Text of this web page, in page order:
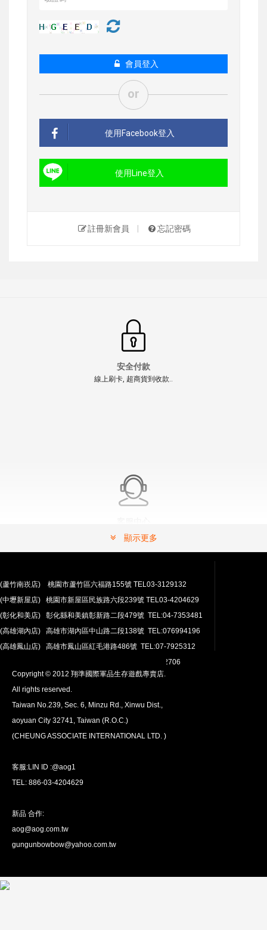
會員登入
or
使用Facebook登入
使用Line登入
註冊新會員 | 忘記密碼
安全付款
線上刷卡, 超商貨到收款..
有問題嗎？ 可以連絡我們。
常見問題解答請按這裡.
安心購買
我們將運送至全球
顯示更多
(蘆竹南崁店) 桃園市蘆竹區六福路155號 TEL03-3129132
(中壢新屋店) 桃園市新屋區民族路六段239號 TEL03-4204629
(彰化和美店) 彰化縣和美鎮彰新路二段479號 TEL:04-7353481
(高雄湖內店) 高雄市湖內區中山路二段138號 TEL:076994196
(高雄鳳山店) 高雄市鳳山區紅毛港路486號 TEL:07-7925312
翔準網路部門:TEL 03-4202763 03-4202706
Copyright © 2012 翔準國際軍品生存遊戲專賣店.
All rights reserved.
Taiwan No.239, Sec. 6, Minzu Rd., Xinwu Dist.,
aoyuan City 32741, Taiwan (R.O.C.)
(CHEUNG ASSOCIATE INTERNATIONAL LTD. )
客服:LIN ID :@aog1
TEL: 886-03-4204629
新品 合作:
aog@aog.com.tw
gungunbowbow@yahoo.com.tw